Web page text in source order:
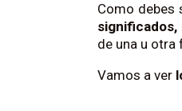
Como debes
significados,
de una u otra
Vamos a ver